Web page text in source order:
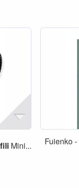
fili Mini...
Fuienko -